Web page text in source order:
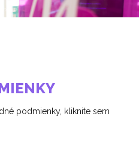
podmienky, kliknite sem